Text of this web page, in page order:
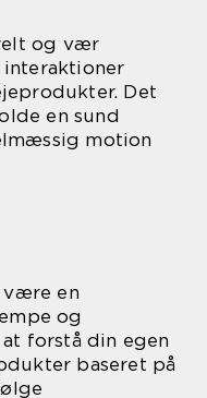
og vær
Det
en sund
motion
være en
og
forstå din egen
baseret på